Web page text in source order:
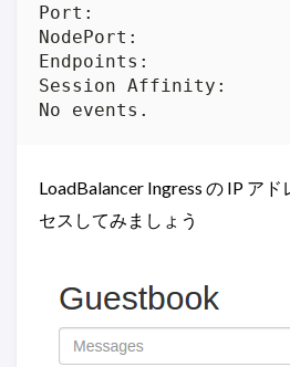
Port:			 80/TCP
NodePort:		 30698/TCP
Endpoints:		10.16.0.4:80,10.16.1.6:80,10.16.2.5:80
Session Affinity:	None
No events.
LoadBalancer Ingress の IP ア
セスしてみましょう